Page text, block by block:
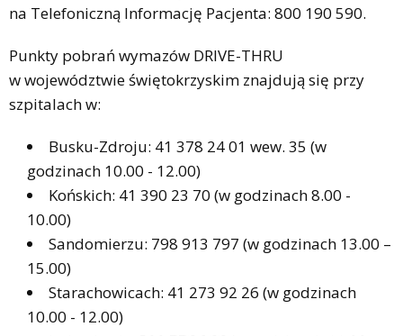
na Telefoniczną Informację Pacjenta: 800 190 590.
Punkty pobrań wymazów DRIVE-THRU
w województwie świętokrzyskim znajdują się przy
szpitalach w:
Busku-Zdroju: 41 378 24 01 wew. 35 (w
godzinach 10.00 - 12.00)
Końskich: 41 390 23 70 (w godzinach 8.00 -
10.00)
Sandomierzu: 798 913 797 (w godzinach 13.00 –
15.00)
Starachowicach: 41 273 92 26 (w godzinach
10.00 - 12.00)